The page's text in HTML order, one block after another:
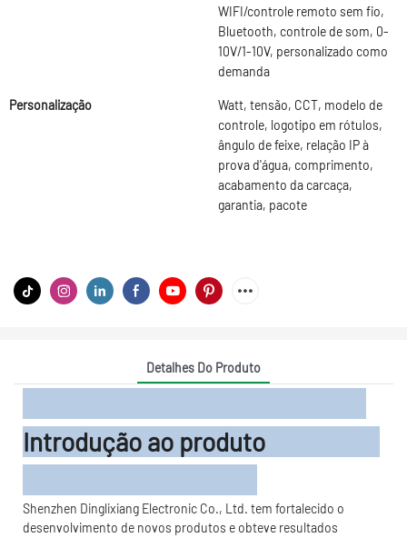
WIFI/controle remoto sem fio,
Bluetooth, controle de som, 0-
10V/1-10V, personalizado como
demanda
Personalização
Watt, tensão, CCT, modelo de
controle, logotipo em rótulos,
ângulo de feixe, relação IP à
prova d'água, comprimento,
acabamento da carcaça,
garantia, pacote
Detalhes Do Produto
Introdução ao produto
Shenzhen Dinglixiang Electronic Co., Ltd. tem fortalecido o
desenvolvimento de novos produtos e obteve resultados